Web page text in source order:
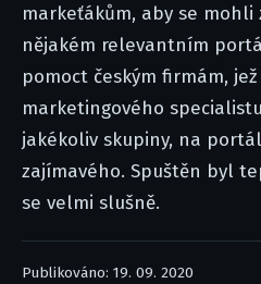
markeťákům, aby se
nějakém relevantním
pomoct českým firmám,
marketingového
jakékoliv skupiny, na
zajímavého. Spuštěn byl
se velmi slušně.
Publikováno: 19. 09. 2020